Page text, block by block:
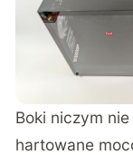
Boki niczym
hartowane